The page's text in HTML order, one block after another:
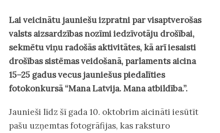
Lai veicinātu jauniešu izpratni par visaptverošas
valsts aizsardzības nozīmi iedzīvotāju drošībai,
sekmētu viņu radošās aktivitātes, kā arī iesaisti
drošības sistēmas veidošanā, parlaments aicina
15–25 gadus vecus jauniešus piedalīties
fotokonkursā “Mana Latvija. Mana atbildība.”.
Jaunieši līdz šī gada 10. oktobrim aicināti iesūtīt
pašu uzņemtas fotogrāfijas, kas raksturo